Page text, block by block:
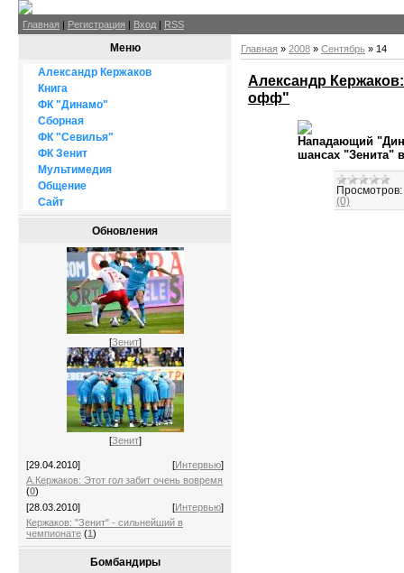
Главная | Регистрация | Вход | RSS
Меню
Александр Кержаков
Книга
ФК "Динамо"
Сборная
ФК "Севилья"
ФК Зенит
Мультимедия
Общение
Сайт
Обновления
[Зенит]
[Зенит]
[29.04.2010] [Интервью]
А.Кержаков: Этот гол забит очень вовремя
(0)
[28.03.2010]
[Интервью]
Кержаков: "Зенит" - сильнейший в
чемпионате (1)
Бомбандиры
Главная » 2008 » Сентябрь » 14
Александр
офф"
Нападающий
шансах "Зенита"
Просмотров:
(0)